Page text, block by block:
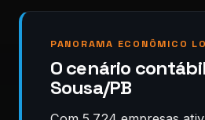
PANORAMA ECONÔMICO
O cenário
Sousa/PB